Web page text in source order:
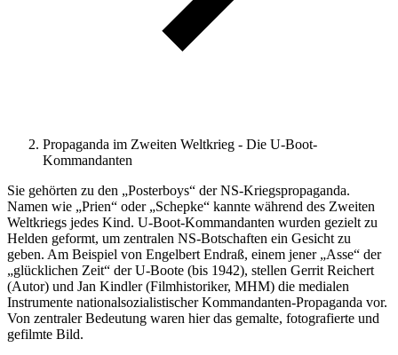
Propaganda im Zweiten Weltkrieg - Die U-Boot-
Kommandanten
Sie gehörten zu den „Posterboys“ der NS-Kriegspropaganda.
Namen wie „Prien“ oder „Schepke“ kannte während des Zweiten
Weltkriegs jedes Kind. U-Boot-Kommandanten wurden gezielt zu
Helden geformt, um zentralen NS-Botschaften ein Gesicht zu
geben. Am Beispiel von Engelbert Endraß, einem jener „Asse“ der
„glücklichen Zeit“ der U-Boote (bis 1942), stellen Gerrit Reichert
(Autor) und Jan Kindler (Filmhistoriker, MHM) die medialen
Instrumente nationalsozialistischer Kommandanten-Propaganda vor.
Von zentraler Bedeutung waren hier das gemalte, fotografierte und
gefilmte Bild.